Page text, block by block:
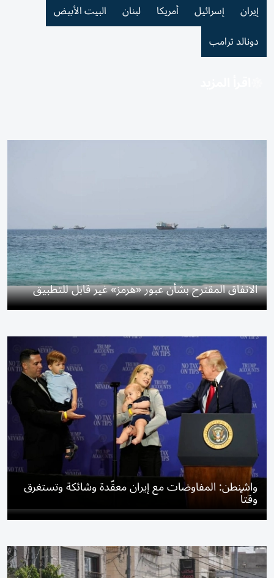
إيران إسرائيل أمريكا لبنان
البيت الأبيض
دونالد ترامب
الاتفاق المقترح بشأن عبور «هرمز» غير قابل للتطبيق
واشنطن: المفاوضات مع إيران معقّدة وشائكة وتستغرق
وقتاً